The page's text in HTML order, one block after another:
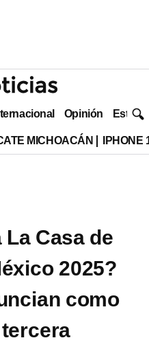
Opinión Estilo
MICHOACÁN IPHONE
La Casa de
2025?
como